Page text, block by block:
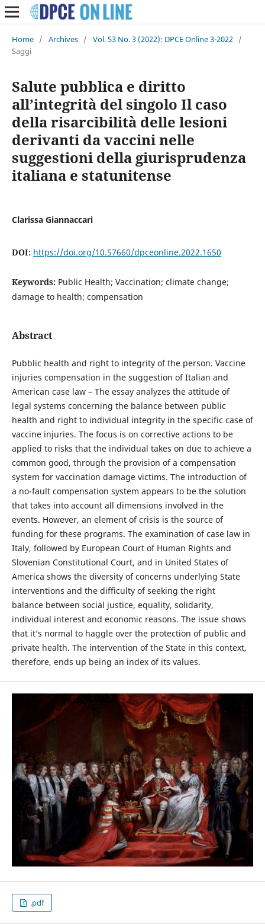
Home / Archives / Vol. 53 No. 3 (2022): DPCE Online 3-2022 /
Saggi
Salute pubblica e diritto
all’integrità del singolo Il caso
della risarcibilità delle lesioni
derivanti da vaccini nelle
suggestioni della giurisprudenza
italiana e statunitense
Clarissa Giannaccari
DOI: https://doi.org/10.57660/dpceonline.2022.1650
Keywords: Public Health; Vaccination; climate change;
damage to health; compensation
Abstract
Pubblic health and right to integrity of the person. Vaccine
injuries compensation in the suggestion of Italian and
American case law – The essay analyzes the attitude of
legal systems concerning the balance between public
health and right to individual integrity in the specific case of
vaccine injuries. The focus is on corrective actions to be
applied to risks that the individual takes on due to achieve a
common good, through the provision of a compensation
system for vaccination damage victims. The introduction of
a no-fault compensation system appears to be the solution
that takes into account all dimensions involved in the
events. However, an element of crisis is the source of
funding for these programs. The examination of case law in
Italy, followed by European Court of Human Rights and
Slovenian Constitutional Court, and in United States of
America shows the diversity of concerns underlying State
interventions and the difficulty of seeking the right
balance between social justice, equality, solidarity,
individual interest and economic reasons. The issue shows
that it’s normal to haggle over the protection of public and
private health. The intervention of the State in this context,
therefore, ends up being an index of its values.
.pdf